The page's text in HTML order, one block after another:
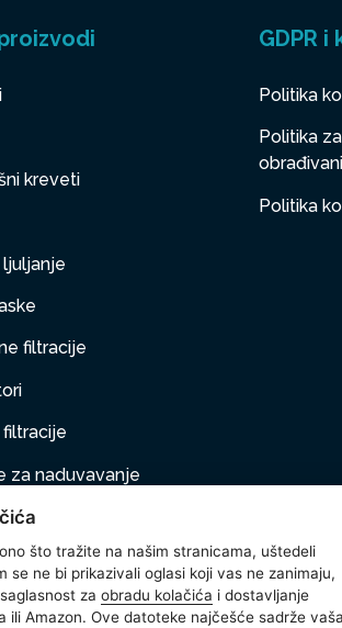
kreveti
filtracije
za naduvavanje
na naduvavanje
oprema
GDPR i
Politika
Politika
Politika
što tražite na našim stranicama, uštedeli
se ne bi prikazivali oglasi koji vas ne zanimaju,
za obradu kolačića i dostavljanje
ili Amazon. Ove datoteke najčešće sadrže vaša